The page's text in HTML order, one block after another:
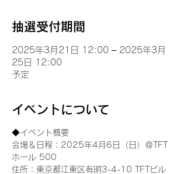
抽選受付期間
2025年3月21日 12:00 – 2025年3月
25日 12:00
予定
イベントについて
◆イベント概要
会場＆日程：2025年4月6日（日）＠TFT
ホール 500
住所：東京都江東区有明3-4-10 TFTビル